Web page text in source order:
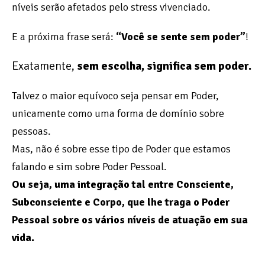
níveis serão afetados pelo stress vivenciado.
E a próxima frase será: “Você se sente sem poder”!
Exatamente, sem escolha, significa sem poder.
Talvez o maior equívoco seja pensar em Poder,
unicamente como uma forma de domínio sobre
pessoas.
Mas, não é sobre esse tipo de Poder que estamos
falando e sim sobre Poder Pessoal.
Ou seja, uma integração tal entre Consciente,
Subconsciente e Corpo, que lhe traga o Poder
Pessoal sobre os vários níveis de atuação em sua
vida.